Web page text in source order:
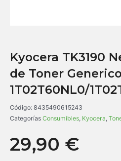
Kyocera TK3190
de Toner
1T02T60NL0/
Código: 8435490615243
Categorías Consumibles, Kyocera,
29,90 €